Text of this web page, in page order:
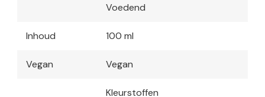
Voedend
Inhoud 100 ml
Vegan Vegan
Kleurstoffen